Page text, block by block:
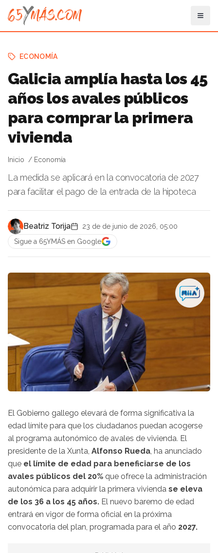
ECONOMÍA
Galicia amplía hasta los 45
años los avales públicos
para comprar la primera
vivienda
Inicio Economía
La medida se aplicará en la convocatoria de 2027
para facilitar el pago de la entrada de la hipoteca
Beatriz Torija
23 de de junio de 2026, 05:00
Sigue a 65YMÁS en Google
El Gobierno gallego elevará de forma significativa la
edad límite para que los ciudadanos puedan acogerse
al programa autonómico de avales de vivienda. El
presidente de la Xunta, Alfonso Rueda, ha anunciado
que el límite de edad para beneficiarse de los
avales públicos del 20% que ofrece la administración
autonómica para adquirir la primera vivienda se eleva
de los 36 a los 45 años. El nuevo baremo de edad
entrará en vigor de forma oficial en la próxima
convocatoria del plan, programada para el año 2027.